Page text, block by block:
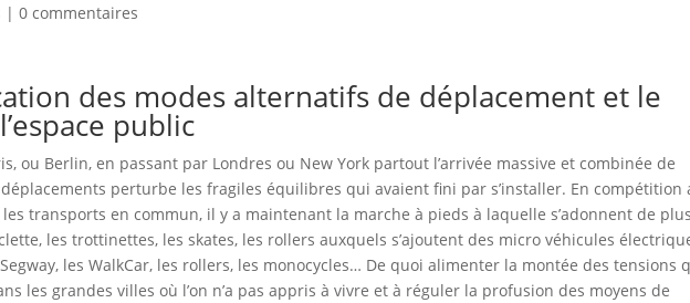
|0 commentaires
des modes alternatifs de déplacement et le
public
ou Berlin, en passant par Londres ou New York partout l’arrivée massive et combinée de
perturbe les fragiles équilibres qui avaient fini par s’installer. En compétition
transports en commun, il y a maintenant la marche à pieds à laquelle s’adonnent de
les trottinettes, les skates, les rollers auxquels s’ajoutent des micro véhicules
les WalkCar, les rollers, les monocycles… De quoi alimenter la montée des tensions
les grandes villes où l’on n’a pas appris à vivre et à réguler la profusion des moyens de